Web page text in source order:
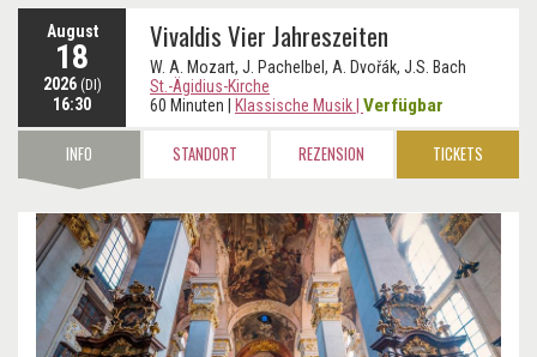
August
18
2026 (DI)
16:30
Vivaldis Vier Jahreszeiten
W. A. Mozart, J. Pachelbel, A. Dvořák, J.S. Bach
St.-Ägidius-Kirche
60 Minuten
Klassische Musik Verfügbar
INFO STANDORT REZENSION TICKETS